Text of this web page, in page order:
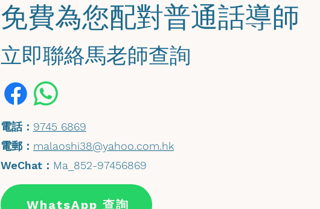
​免費為您配對普通話導師
​立即聯絡馬老師查詢
​電話： 9745 6869
​電郵： malaoshi38@yahoo.com.hk
WeChat ： Ma_852-97456869
WhatsApp 查詢